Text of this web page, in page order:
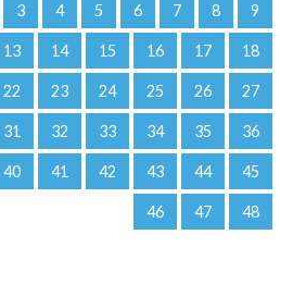
3 4 5 6 7 8 9
13 14 15 16 17 18
22 23 24 25 26 27
31 32 33 34 35 36
40 41 42 43 44 45
46 47 48